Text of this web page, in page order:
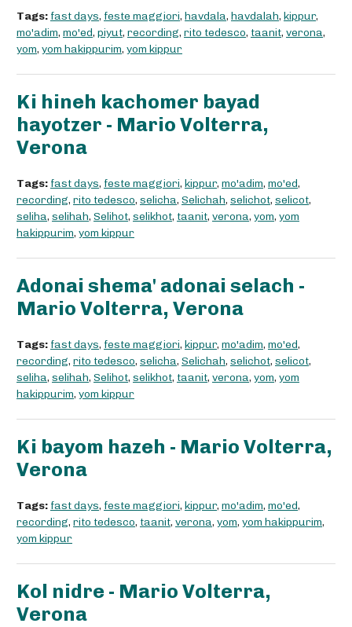
Tags: fast days, feste maggiori, havdala, havdalah, kippur,
mo'adim, mo'ed, piyut, recording, rito tedesco, taanit, verona,
yom, yom hakippurim, yom kippur
Ki hineh kachomer bayad
hayotzer - Mario Volterra,
Verona
Tags: fast days, feste maggiori, kippur, mo'adim, mo'ed,
recording, rito tedesco, selicha, Selichah, selichot, selicot,
seliha, selihah, Selihot, selikhot, taanit, verona, yom, yom
hakippurim, yom kippur
Adonai shema' adonai selach -
Mario Volterra, Verona
Tags: fast days, feste maggiori, kippur, mo'adim, mo'ed,
recording, rito tedesco, selicha, Selichah, selichot, selicot,
seliha, selihah, Selihot, selikhot, taanit, verona, yom, yom
hakippurim, yom kippur
Ki bayom hazeh - Mario Volterra,
Verona
Tags: fast days, feste maggiori, kippur, mo'adim, mo'ed,
recording, rito tedesco, taanit, verona, yom, yom hakippurim,
yom kippur
Kol nidre - Mario Volterra,
Verona